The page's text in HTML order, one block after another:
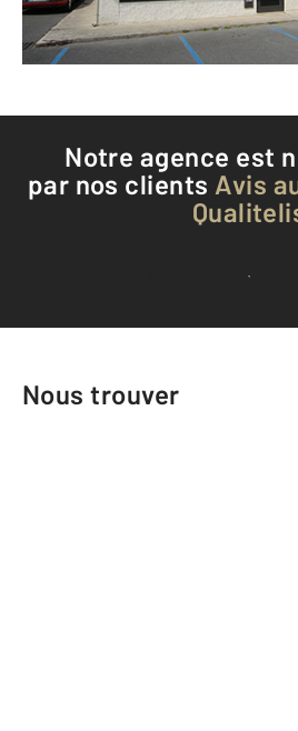
Téléphoner à
Notre agence est
par nos clients Avis
Voir tous les avis
Nous trouver